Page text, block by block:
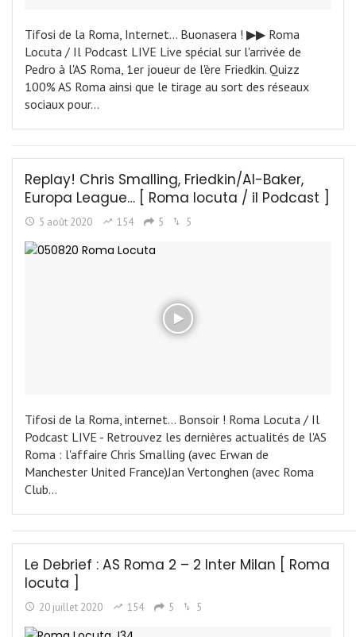
Tifosi de la Roma, Internet... Buonasera ! ▶︎▶︎ Roma
Locuta / Il Podcast LIVE Live spécial sur l'arrivée de
Pedro à l'AS Roma, 1er joueur de l'ère Friedkin. Quizz
100% AS Roma ainsi que le tirage au sort des réseaux
sociaux pour…
Replay! Chris Smalling, Friedkin/Al-Baker,
Europa League… [ Roma locuta / il Podcast ]
5 août 2020 154 5 5
Tifosi de la Roma, internet... Bonsoir ! Roma Locuta / Il
Podcast LIVE - Retrouvez les dernières actualités de l'AS
Roma : l'affaire Chris Smalling (avec Erwan de
Manchester United France)Jan Vertonghen (avec Roma
Club…
Le Debrief : AS Roma 2 – 2 Inter Milan [ Roma
locuta ]
20 juillet 2020 154 5 5